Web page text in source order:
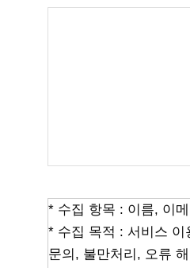
* 수집 항목 : 이름, 이
* 수집 목적 : 서비스 이
문의, 불만처리, 오류